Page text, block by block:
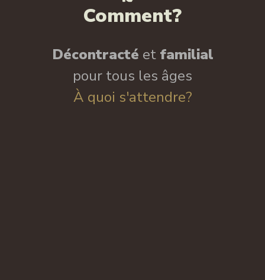
Comment?
Décontracté et familial
pour tous les âges
À quoi s'attendre?